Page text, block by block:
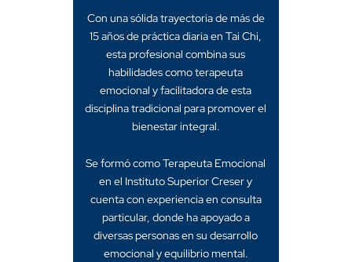
Con una sólida trayectoria de más de
15 años de práctica diaria en Tai Chi,
esta profesional combina sus
habilidades como terapeuta
emocional y facilitadora de esta
disciplina tradicional para promover el
bienestar integral.
Se formó como Terapeuta Emocional
en el Instituto Superior Creser y
cuenta con experiencia en consulta
particular, donde ha apoyado a
diversas personas en su desarrollo
emocional y equilibrio mental.